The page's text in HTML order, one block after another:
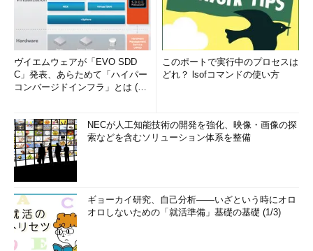
開となった
提供元か、提供先か
ヴイエムウェアが「EVO SDD
C」発表、あらためて「ハイパー
コンバージドインフラ」とは (1/
このポートで実行中のプロセスは
どれ？ lsofコマンドの使い方
NECが人工知能技術の開発を強化、映像・画像の探
索などを含むソリューション体系を整備
ギョーカイ研究、自己分析――いざという時にオロ
オロしないための「就活準備」基礎の基礎 (1/3)